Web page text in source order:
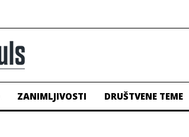
ZANIMLJIVOSTI DRUŠTVENE TEME